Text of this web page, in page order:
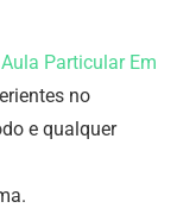
Aula Particular Em
no
e qualquer